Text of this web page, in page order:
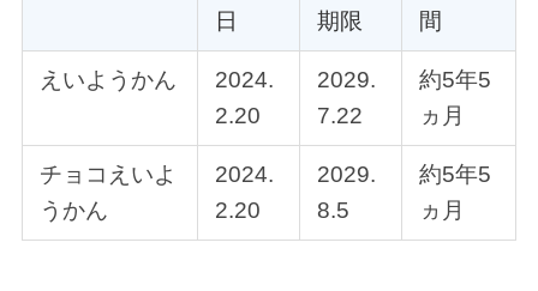
日
期限
間
えいようかん
2024.
2.20
2029.
7.22
約5年5
ヵ月
チョコえいよ
うかん
2024.
2.20
2029.
8.5
約5年5
ヵ月